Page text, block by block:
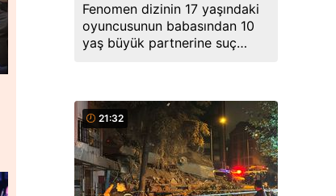
Fenomen dizinin 17 yaşındaki
oyuncusunun babasından 10
yaş büyük partnerine suç
21:32